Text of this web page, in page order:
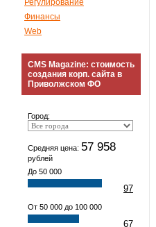
Регулирование
Финансы
Web
CMS Magazine: стоимость
создания корп. сайта в
Приволжском ФО
Город:
Средняя цена: 57 958
рублей
До 50 000
97
От 50 000 до 100 000
67